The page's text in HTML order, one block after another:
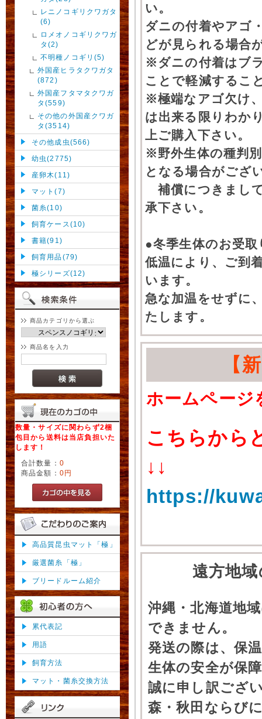
レニノコギリクワガタ
(6)
ロメオノコギリクワガ
タ(2)
不明種ノコギリ(5)
外国産ヒラタクワガタ
(872)
外国産フタマタクワガ
タ(559)
その他の外国産クワガ
タ(3514)
その他成虫(566)
幼虫(2775)
産卵木(11)
マット(7)
菌糸(10)
飼育ケース(10)
書籍(91)
飼育用品(79)
極シリーズ(12)
商品カテゴリから選ぶ
商品名を入力
数量・サイズに関わらず2梱
包目から送料は当店負担いた
します！
合計数量： 0
商品金額： 0円
高品質昆虫マット「極」
厳選菌糸「極」
ブリードルーム紹介
累代表記
用語
飼育方法
マット・菌糸交換方法
い。
ダニの付着やアゴ
どが見られる場合
※ダニの付着はブ
ことで軽減するこ
※極端なアゴ欠け
は出来る限りわか
上ご購入下さい。
※野外生体の種判
となる場合がござ
補償につきまし
承下さい。
●冬季生体のお受
低温により、ご到
います。
急な加温をせずに
たします。
【
ホームページ
こちらから
↓↓
https://
遠方地
沖縄・北海道地
できません。
発送の際は、保
生体の安全が保
誠に申し訳ござ
森・秋田ならび